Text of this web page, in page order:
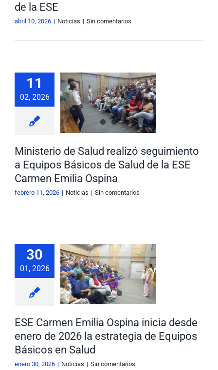
de la ESE
abril 10, 2026 | Noticias | Sin comentarios
11
02, 2026
realizó
a
Básicos
de la
Ospina
Noticias
Ministerio de Salud realizó seguimiento
a Equipos Básicos de Salud de la ESE
Carmen Emilia Ospina
febrero 11, 2026 | Noticias | Sin comentarios
30
01, 2026
Ospina
desde
de 2026 la
de
Salud
ESE Carmen Emilia Ospina inicia desde
enero de 2026 la estrategia de Equipos
Básicos en Salud
enero 30, 2026 | Noticias | Sin comentarios